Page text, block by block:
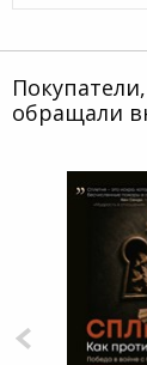
обращали